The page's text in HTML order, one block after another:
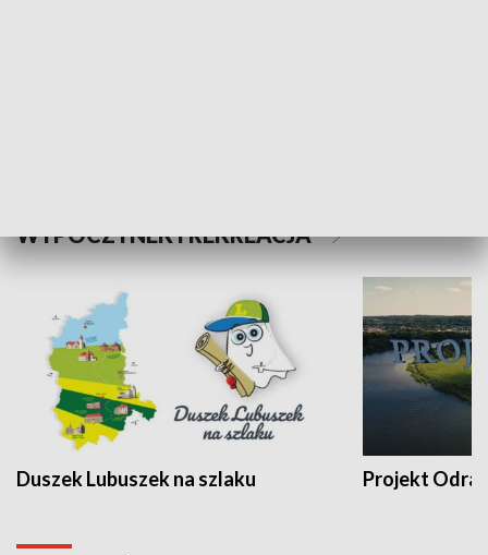
WYPOCZYNEK I REKREACJA
Duszek Lubuszek na szlaku Projekt Odra